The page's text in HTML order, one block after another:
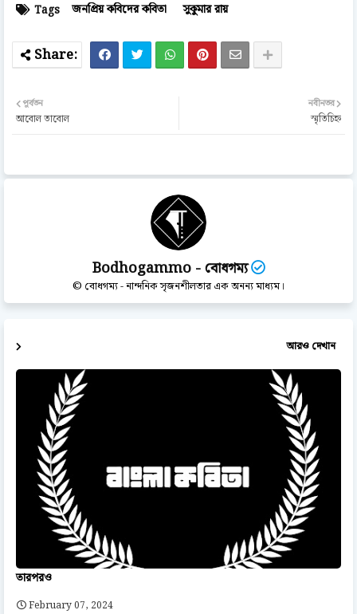
Tags জনপ্রিয় কবিদের কবিতা সুকুমার রায়
নবীনতর
স্মৃতিচিহ্ন
পূর্বতন
আবোল তাবোল
Bodhogammo - বোধগম্য
© বোধগম্য - নান্দনিক সৃজনশীলতার এক অনন্য মাধ্যম।
আরও দেখান
তারপরও
February 07, 2024